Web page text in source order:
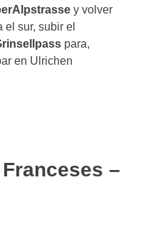
y volver
el sur, subir el
para,
en Ulrichen
–